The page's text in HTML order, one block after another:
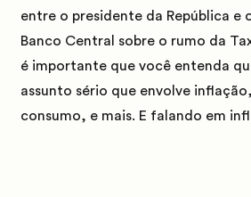
entre o presidente da República e
Banco Central sobre o rumo da
é importante que você entenda
assunto sério que envolve
consumo, e mais. E falando em